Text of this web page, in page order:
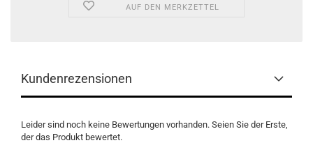
AUF DEN MERKZETTEL
Kundenrezensionen
Leider sind noch keine Bewertungen vorhanden. Seien Sie der Erste,
der das Produkt bewertet.